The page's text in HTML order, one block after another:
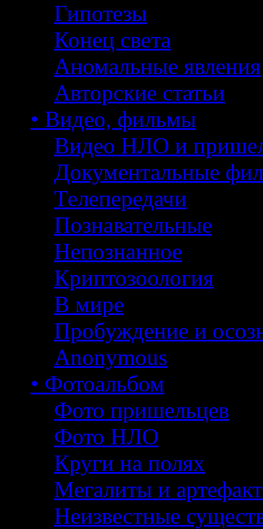
Гипотезы
Конец света
Аномальные явления
Авторские статьи
• Видео, фильмы
Видео НЛО и
Документальные
Телепередачи
Познавательные
Непознанное
Криптозоология
В мире
Пробуждение и
Anonymous
• Фотоальбом
Фото пришельцев
Фото НЛО
Круги на полях
Мегалиты и
Неизвестные